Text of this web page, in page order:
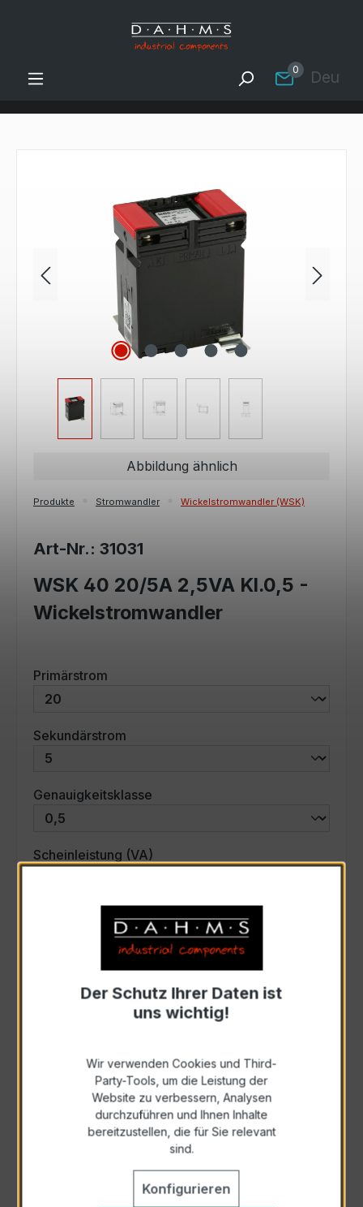
Zum Hauptinhalt springen
0
Bildergalerie überspringen
Abbildung ähnlich
Produkte Stromwandler Wickelstromwandler (WSK)
Art-Nr.: 31031
WSK 40 20/5A 2,5VA Kl.0,5 -
Wickelstromwandler
Primärstrom
Sekundärstrom
Genauigkeitsklasse
Scheinleistung (VA)
Auswahl zurücksetzen
31031
Zur Sammelanfrage hinzufügen
Anfrage telefonisch
Als PDF exportieren
Der Schutz Ihrer Daten ist
uns wichtig!
Wir verwenden Cookies und Third-
Party-Tools, um die Leistung der
Website zu verbessern, Analysen
durchzuführen und Ihnen Inhalte
bereitzustellen, die für Sie relevant
sind.
Konfigurieren